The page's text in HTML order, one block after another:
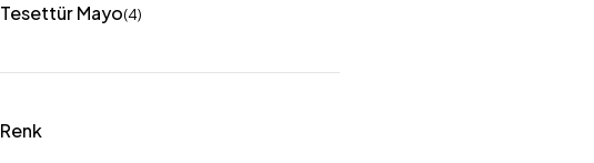
Tesettür Mayo(4)
Renk